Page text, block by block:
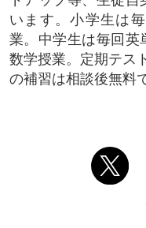
います。小学生は
業。中学生は毎回英
数学授業。定期テス
の補習は相談後無料
又生徒自ら問題を
ップにつなげていま
ドリンク利用が出